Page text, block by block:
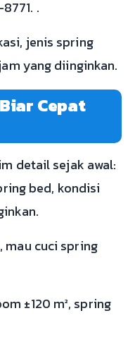
.
jenis spring
yang diinginkan.
Cepat
detail sejak awal:
bed, kondisi
mau cuci spring
±120 m², spring